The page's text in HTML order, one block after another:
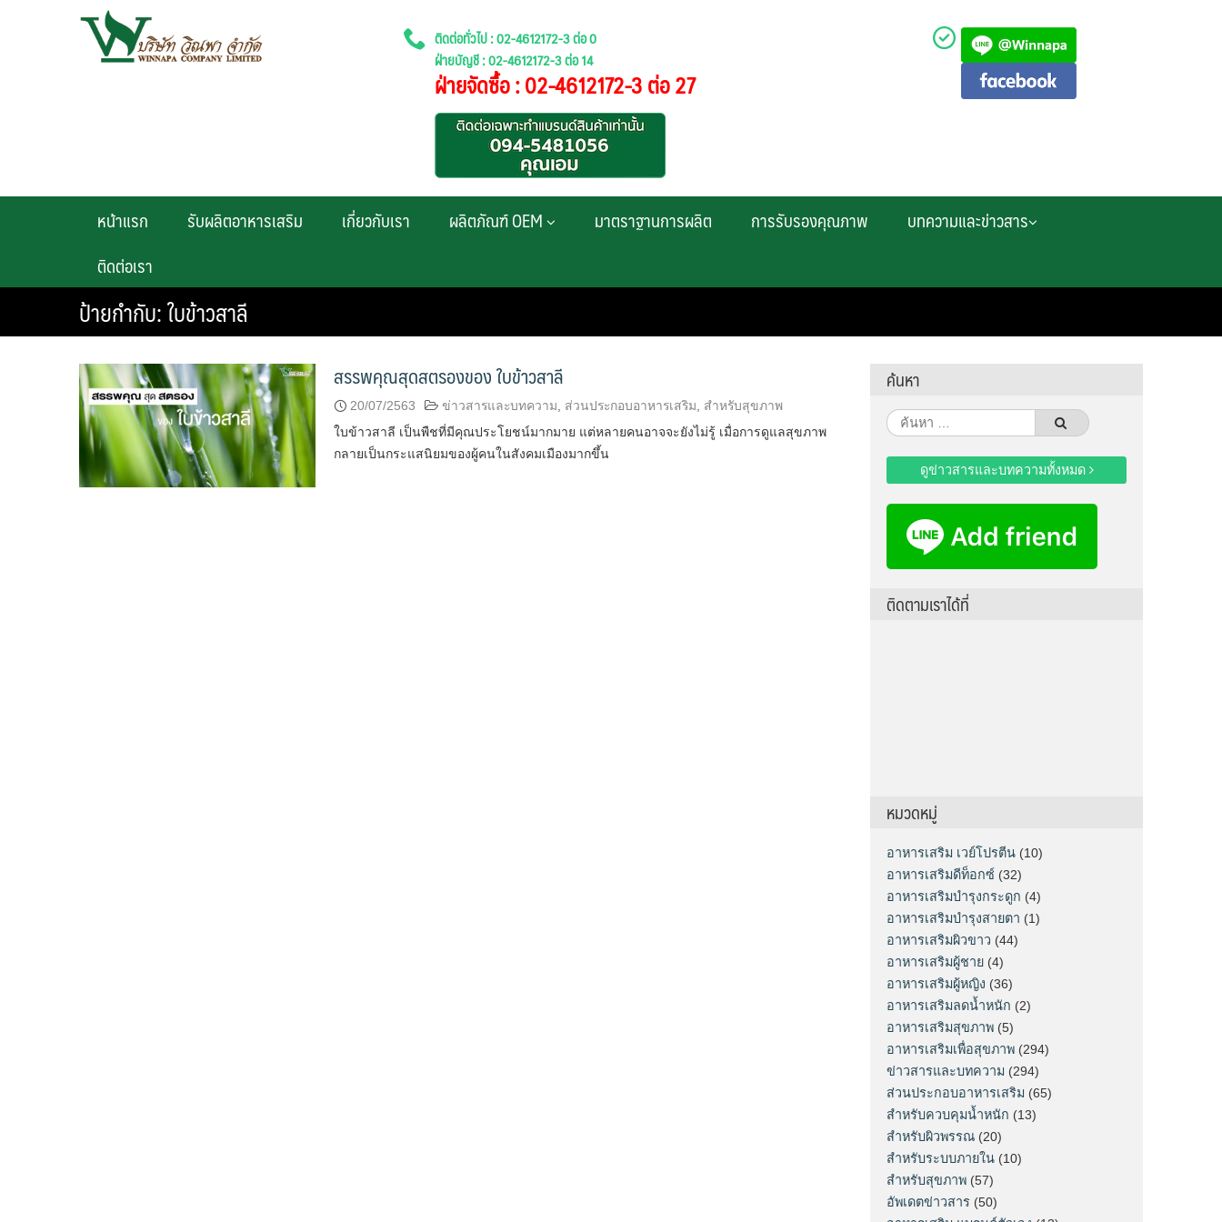
ติดต่อทั่วไป : 02-4612172-3 ต่อ 0
ฝ่ายบัญชี : 02-4612172-3 ต่อ 14
ฝ่ายจัดซื้อ : 02-4612172-3 ต่อ 27
หน้าแรก รับผลิตอาหารเสริม เกี่ยวกับเรา ผลิตภัณฑ์ OEM มาตราฐานการผลิต การรับรองคุณภาพ
บทความและข่าวสาร
ติดต่อเรา
ป้ายกำกับ:ใบข้าวสาลี
สรรพคุณสุดสตรองของ ใบข้าวสาลี
20/07/2563 ข่าวสารและบทความ ส่วนประกอบอาหารเสริม
สำหรับสุขภาพ
ใบข้าวสาลี เป็นพืชที่มีคุณประโยชน์มากมาย แต่หลายคนอาจจะยังไม่รู้ เมื่อการดูแลสุขภาพ
กลายเป็นกระแสนิยมของผู้คนในสังคมเมืองมากขึ้น
ค้นหา
ค้นหา
สำหรับ:
ดูข่าวสารและบทความทั้งหมด
ติดตามเราได้ที่
หมวดหมู่
อาหารเสริม เวย์โปรตีน (10)
อาหารเสริมดีท็อกซ์ (32)
อาหารเสริมบำรุงกระดูก (4)
อาหารเสริมบำรุงสายตา (1)
อาหารเสริมผิวขาว (44)
อาหารเสริมผู้ชาย (4)
อาหารเสริมผู้หญิง (36)
อาหารเสริมลดน้ำหนัก (2)
อาหารเสริมสุขภาพ (5)
อาหารเสริมเพื่อสุขภาพ (294)
ข่าวสารและบทความ (294)
ส่วนประกอบอาหารเสริม (65)
สำหรับควบคุมน้ำหนัก (13)
สำหรับผิวพรรณ (20)
สำหรับระบบภายใน (10)
สำหรับสุขภาพ (57)
อัพเดตข่าวสาร (50)